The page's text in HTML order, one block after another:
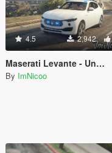
4.5 2,942
Maserati Levante - Unmarked [ Replace ]
By ImNicoo